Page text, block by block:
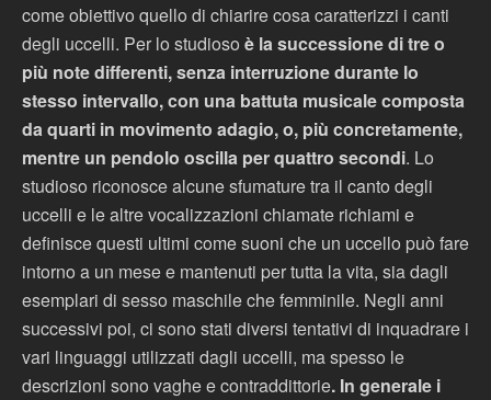
come obiettivo quello di chiarire cosa caratterizzi i canti
degli uccelli. Per lo studioso è la successione di tre o
più note differenti, senza interruzione durante lo
stesso intervallo, con una battuta musicale composta
da quarti in movimento adagio, o, più concretamente,
mentre un pendolo oscilla per quattro secondi. Lo
studioso riconosce alcune sfumature tra il canto degli
uccelli e le altre vocalizzazioni chiamate richiami e
definisce questi ultimi come suoni che un uccello può fare
intorno a un mese e mantenuti per tutta la vita, sia dagli
esemplari di sesso maschile che femminile. Negli anni
successivi poi, ci sono stati diversi tentativi di inquadrare i
vari linguaggi utilizzati dagli uccelli, ma spesso le
descrizioni sono vaghe e contraddittorie. In generale i